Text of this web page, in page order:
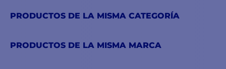
PRODUCTOS DE LA MISMA CATEGORÍA
PRODUCTOS DE LA MISMA MARCA